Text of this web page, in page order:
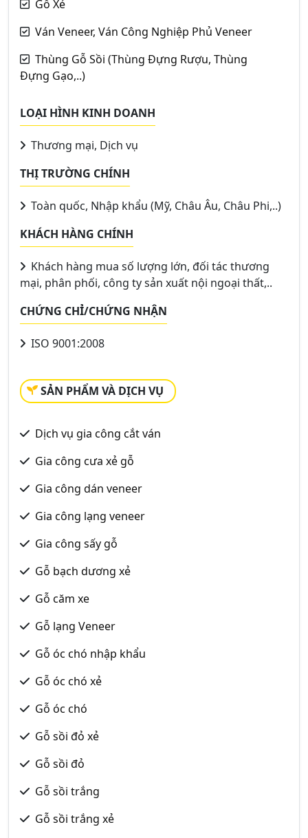
Gỗ Xẻ
Ván Veneer, Ván Công Nghiệp Phủ Veneer
Thùng Gỗ Sồi (Thùng Đựng Rượu, Thùng
Đựng Gạo,..)
LOẠI HÌNH KINH DOANH
Thương mại, Dịch vụ
THỊ TRƯỜNG CHÍNH
Toàn quốc, Nhập khẩu (Mỹ, Châu Âu, Châu Phi,..)
KHÁCH HÀNG CHÍNH
Khách hàng mua số lượng lớn, đối tác thương
mại, phân phối, công ty sản xuất nội ngoại thất,..
CHỨNG CHỈ/CHỨNG NHẬN
ISO 9001:2008
SẢN PHẨM VÀ DỊCH VỤ
Dịch vụ gia công cắt ván
Gia công cưa xẻ gỗ
Gia công dán veneer
Gia công lạng veneer
Gia công sấy gỗ
Gỗ bạch dương xẻ
Gỗ căm xe
Gỗ lạng Veneer
Gỗ óc chó nhập khẩu
Gỗ óc chó xẻ
Gỗ óc chó
Gỗ sồi đỏ xẻ
Gỗ sồi đỏ
Gỗ sồi trắng
Gỗ sồi trắng xẻ